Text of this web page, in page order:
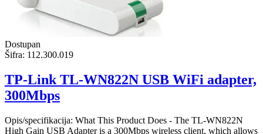
Dostupan
Šifra: 112.300.019
TP-Link TL-WN822N USB WiFi adapter,
300Mbps
Opis/specifikacija: What This Product Does - The TL-WN822N
High Gain USB Adapter is a 300Mbps wireless client, which allows